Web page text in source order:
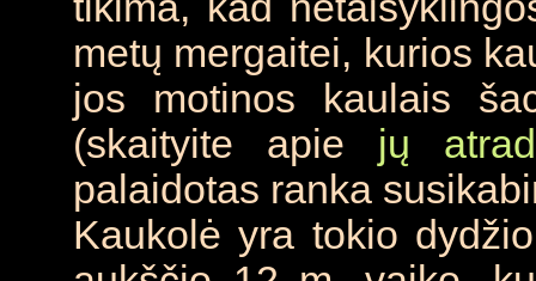
metų mergaitei, kurios
jos motinos kaulais
(skaityite apie jų
palaidotas ranka
Kaukolė yra tokio